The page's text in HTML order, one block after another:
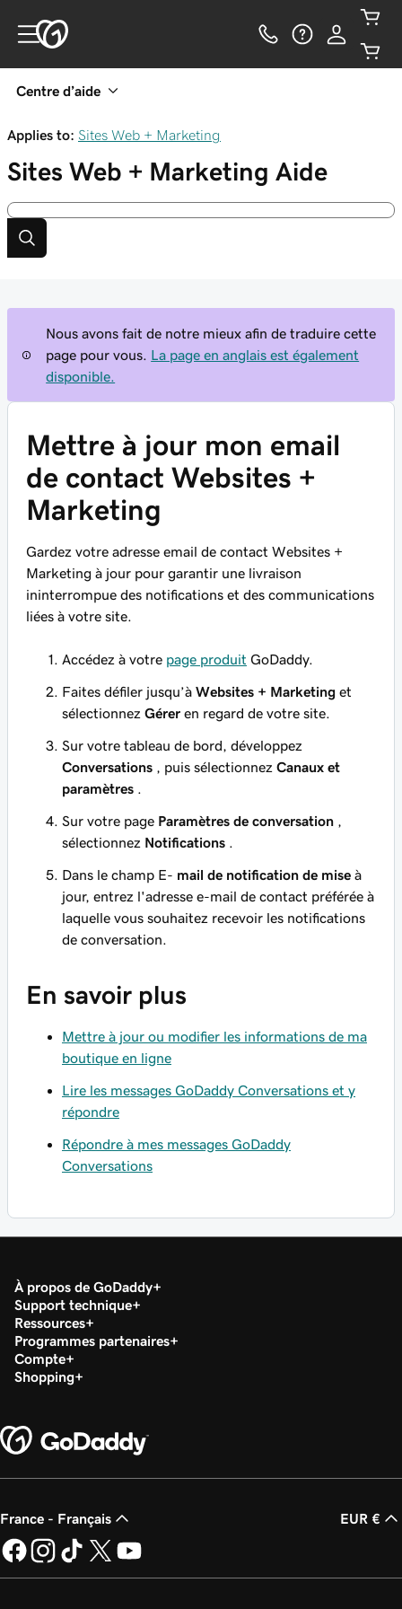
Centre d’aide
Applies to: Sites Web + Marketing
Sites Web + Marketing Aide
Nous avons fait de notre mieux afin de traduire cette
page pour vous.
La page en anglais est également
disponible.
Mettre à jour mon email
de contact Websites +
Marketing
Gardez votre adresse email de contact Websites +
Marketing à jour pour garantir une livraison
ininterrompue des notifications et des communications
liées à votre site.
Accédez à votre page produit GoDaddy.
Faites défiler jusqu’à Websites + Marketing et
sélectionnez Gérer en regard de votre site.
Sur votre tableau de bord, développez
Conversations , puis sélectionnez Canaux et
paramètres
Sur votre page Paramètres de conversation
sélectionnez Notifications
Dans le champ E- mail de notification de mise à
jour, entrez l'adresse e-mail de contact préférée à
laquelle vous souhaitez recevoir les notifications
de conversation.
En savoir plus
Mettre à jour ou modifier les informations de ma
boutique en ligne
Lire les messages GoDaddy Conversations et y
répondre
Répondre à mes messages GoDaddy
Conversations
À propos de GoDaddy
Support technique
Ressources
Programmes partenaires
Compte
Shopping
France - Français EUR €